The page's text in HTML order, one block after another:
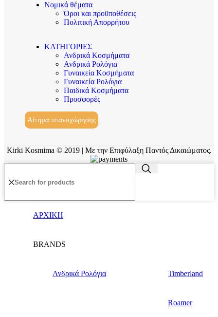
Νομικά θέματα
Όροι και προϋποθέσεις
Πολιτική Απορρήτου
ΚΑΤΗΓΟΡΙΕΣ
Ανδρικά Κοσμήματα
Ανδρικά Ρολόγια
Γυναικεία Κοσμήματα
Γυναικεία Ρολόγια
Παιδικά Κοσμήματα
Προσφορές
Αίτημα υπαναχώρησης
Kirki Kosmima © 2019 | Με την Επιφύλαξη Παντός Δικαιώματος.
ΑΡΧΙΚΗ
BRANDS
Ανδρικά Ρολόγια Timberland
Roamer